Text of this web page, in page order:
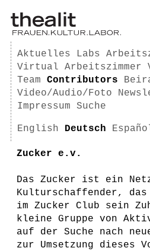
Aktuelles Labs
Virtual Arbeitszimmer
Team
Contributors
Video/Audio/Foto
Impressum
Suche
English Deutsch
Zucker e.v.
Das Zucker ist ein
Kulturschaffender,
im Zucker Club sein
kleine Gruppe von
auf der Suche nach
zur Umsetzung dieses